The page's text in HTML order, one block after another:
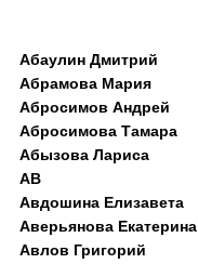
Абаулин Дмитрий
Абрамова Мария
Абросимов Андрей
Абросимова Тамара
Абызова Лариса
АВ
Авдошина Елизавета
Аверьянова Екатерина
Авлов Григорий